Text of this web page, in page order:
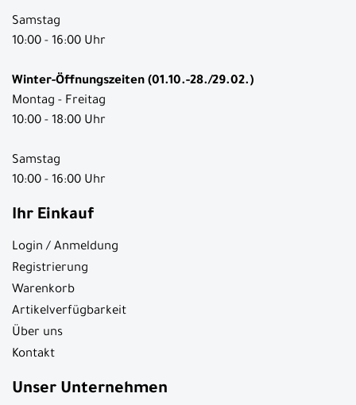
Samstag
10:00 - 16:00 Uhr
Winter-Öffnungszeiten (01.10.-28./29.02.)
Montag - Freitag
10:00 - 18:00 Uhr
Samstag
10:00 - 16:00 Uhr
Ihr Einkauf
Login / Anmeldung
Registrierung
Warenkorb
Artikelverfügbarkeit
Über uns
Kontakt
Unser Unternehmen